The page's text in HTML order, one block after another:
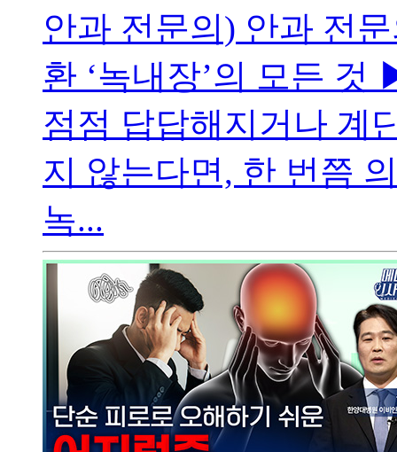
안과 전문의) 안과 전
환 ‘녹내장’의 모든
점점 답답해지거나 계
지 않는다면, 한 번쯤
녹...